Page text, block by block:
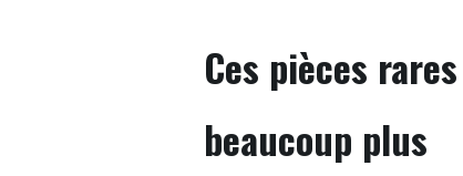
Ces pièces
beaucoup plus